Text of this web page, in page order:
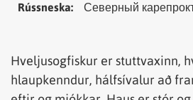
Rússneska:
Северный
Hveljusogfiskur er stuttvaxinn,
hlaupkenndur, hálfsívalur að